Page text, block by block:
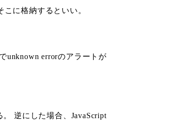
に格納するといい。
unknown errorのアラートが
逆にした場合、JavaScript